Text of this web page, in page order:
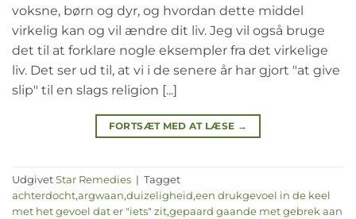
voksne, børn og dyr, og hvordan dette middel
virkelig kan og vil ændre dit liv. Jeg vil også bruge
det til at forklare nogle eksempler fra det virkelige
liv. Det ser ud til, at vi i de senere år har gjort "at give
slip" til en slags religion [...]
FORTSÆT MED AT LÆSE →
Udgivet Star Remedies | Tagget
achterdocht,argwaan,duizeligheid,een drukgevoel in de keel
met het gevoel dat er "iets" zit,gepaard gaande met gebrek aan